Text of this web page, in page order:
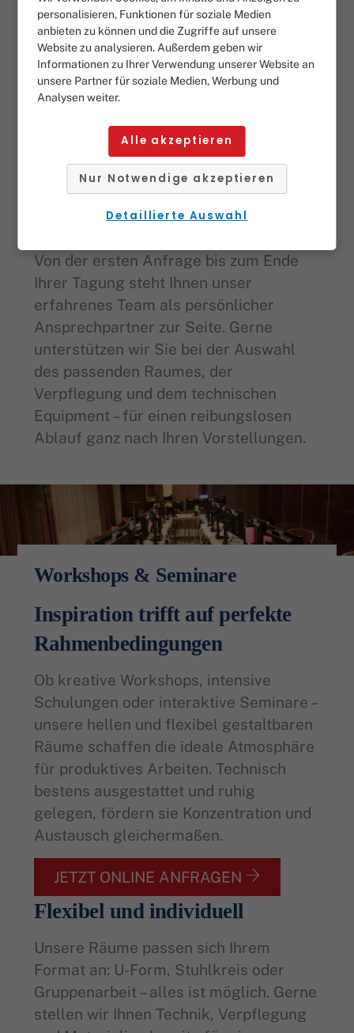
für kleine Teams oder Gruppen bis 40
Personen in U-Form – Sie tagen bei uns
effizient und in stilvoller Umgebung. Für
Technik, Pausenversorgung und
Organisation ist selbstverständlich
JETZT ONLINE ANFRAGEN
Individuelle Betreuung
inklusive
Von der ersten Anfrage bis zum Ende
Ihrer Tagung steht Ihnen unser
erfahrenes Team als persönlicher
Ansprechpartner zur Seite. Gerne
unterstützen wir Sie bei der Auswahl
des passenden Raumes, der
Verpflegung und dem technischen
Equipment – für einen reibungslosen
Ablauf ganz nach Ihren Vorstellungen.
Workshops & Seminare
Inspiration trifft auf perfekte
Rahmenbedingungen
Ob kreative Workshops, intensive
Schulungen oder interaktive Seminare –
unsere hellen und flexibel gestaltbaren
Räume schaffen die ideale Atmosphäre
für produktives Arbeiten. Technisch
bestens ausgestattet und ruhig
gelegen, fördern sie Konzentration und
Austausch gleichermaßen.
JETZT ONLINE ANFRAGEN
Flexibel und individuell
Unsere Räume passen sich Ihrem
Format an: U-Form, Stuhlkreis oder
Gruppenarbeit – alles ist möglich. Gerne
stellen wir Ihnen Technik, Verpflegung
personalisieren, Funktionen für soziale Medien
anbieten zu können und die Zugriffe auf unsere
Website zu analysieren. Außerdem geben wir
Informationen zu Ihrer Verwendung unserer Website an
unsere Partner für soziale Medien, Werbung und
Analysen weiter.
Alle akzeptieren
Nur Notwendige akzeptieren
Detaillierte Auswahl